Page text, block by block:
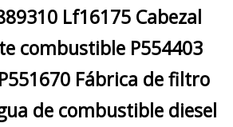
Lf16175 Cabezal
combustible P554403
Fábrica de filtro
de combustible diesel